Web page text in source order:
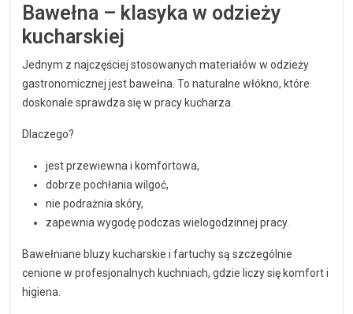
Bawełna – klasyka w odzieży
kucharskiej
Jednym z najczęściej stosowanych materiałów w odzieży
gastronomicznej jest bawełna. To naturalne włókno, które
doskonale sprawdza się w pracy kucharza.
Dlaczego?
jest przewiewna i komfortowa,
dobrze pochłania wilgoć,
nie podrażnia skóry,
zapewnia wygodę podczas wielogodzinnej pracy.
Bawełniane bluzy kucharskie i fartuchy są szczególnie
cenione w profesjonalnych kuchniach, gdzie liczy się komfort i
higiena.